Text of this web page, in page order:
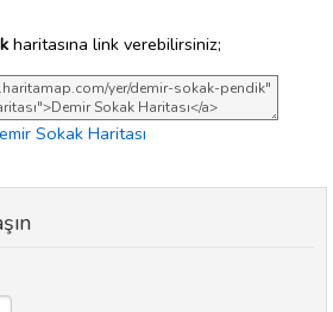
haritasına link verebilirsiniz;
Sokak Haritası